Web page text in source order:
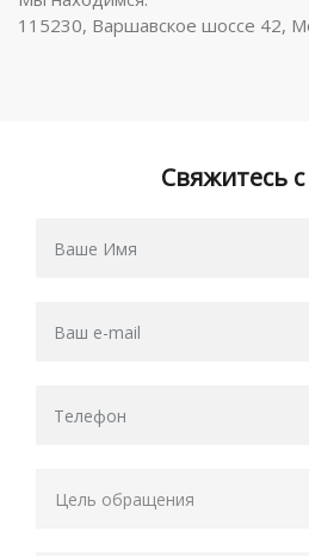
115230, Варшавское шоссе 42,
Свяжитесь